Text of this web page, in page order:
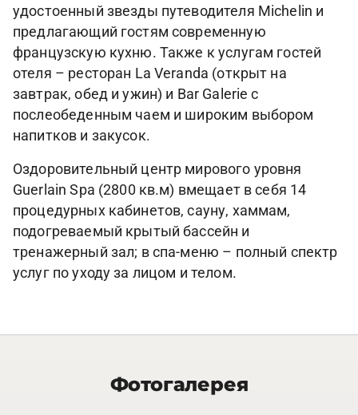
удостоенный звезды путеводителя Michelin и
предлагающий гостям современную
французскую кухню. Также к услугам гостей
отеля – ресторан La Veranda (открыт на
завтрак, обед и ужин) и Bar Galerie с
послеобеденным чаем и широким выбором
напитков и закусок.
Оздоровительный центр мирового уровня
Guerlain Spa (2800 кв.м) вмещает в себя 14
процедурных кабинетов, сауну, хаммам,
подогреваемый крытый бассейн и
тренажерный зал; в спа-меню – полный спектр
услуг по уходу за лицом и телом.
Фотогалерея